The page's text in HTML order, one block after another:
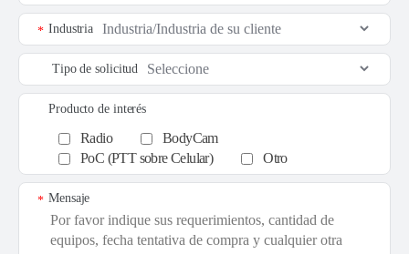
Industria
*
Tipo de solicitud
Producto de interés
Radio
BodyCam
PoC (PTT sobre Celular)
Otro
Mensaje
*